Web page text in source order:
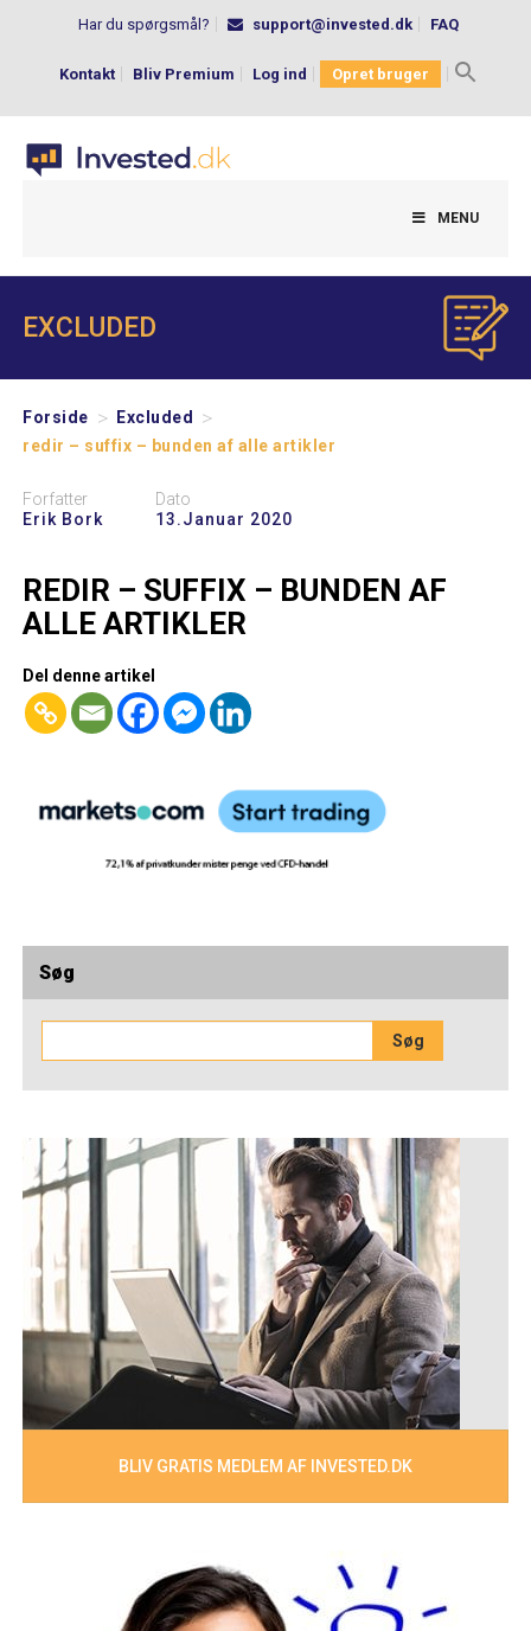
Har du spørgsmål? support@invested.dk FAQ
Kontakt Bliv Premium Log ind Opret bruger
Search
MENU
EXCLUDED
Forside > Excluded >
redir – suffix – bunden af alle artikler
Forfatter
Erik Bork
Dato
13.januar 2020
REDIR – SUFFIX – BUNDEN AF
ALLE ARTIKLER
Del denne artikel
Søg
BLIV GRATIS MEDLEM AF INVESTED.DK